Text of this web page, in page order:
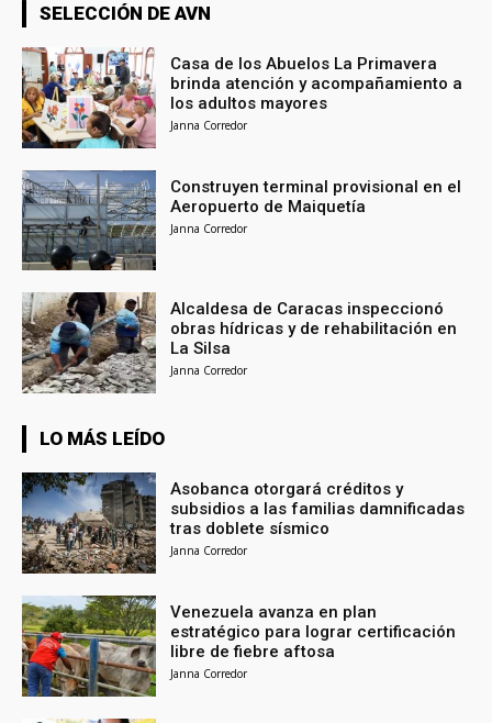
SELECCIÓN DE AVN
Casa de los Abuelos La Primavera
brinda atención y acompañamiento a
los adultos mayores
Janna Corredor
Construyen terminal provisional en el
Aeropuerto de Maiquetía
Janna Corredor
Alcaldesa de Caracas inspeccionó
obras hídricas y de rehabilitación en
La Silsa
Janna Corredor
LO MÁS LEÍDO
Asobanca otorgará créditos y
subsidios a las familias damnificadas
tras doblete sísmico
Janna Corredor
Venezuela avanza en plan
estratégico para lograr certificación
libre de fiebre aftosa
Janna Corredor